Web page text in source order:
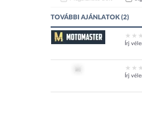
TOVÁBBI AJÁNLATOK (2)
Írj
Írj